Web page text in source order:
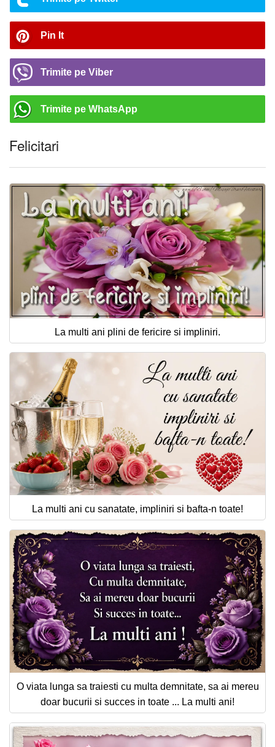
Pin It
Trimite pe Viber
Trimite pe WhatsApp
Felicitari
La multi ani plini de fericire si impliniri.
La multi ani cu sanatate, impliniri si bafta-n toate!
O viata lunga sa traiesti cu multa demnitate, sa ai mereu
doar bucurii si succes in toate ... La multi ani!